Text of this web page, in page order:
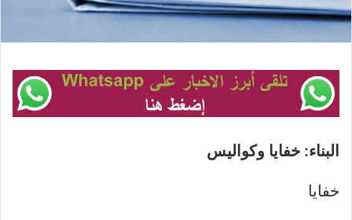
البناء: خفايا وكواليس
خفايا